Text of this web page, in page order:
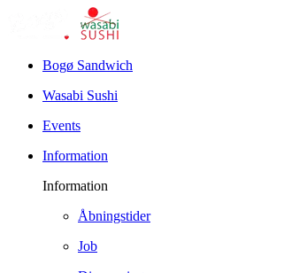
Bogø Sandwich
Wasabi Sushi
Events
Information
Information
Åbningstider
Job